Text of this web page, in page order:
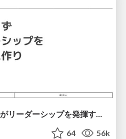
職位にかかわらず全員がリーダーシップを発揮するチーム作り / Building a team where everyone can demonstrate leadership regardless of position
64 56k